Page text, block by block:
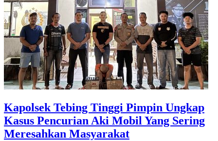
Kapolsek Tebing Tinggi Pimpin Ungkap
Kasus Pencurian Aki Mobil Yang Sering
Meresahkan Masyarakat